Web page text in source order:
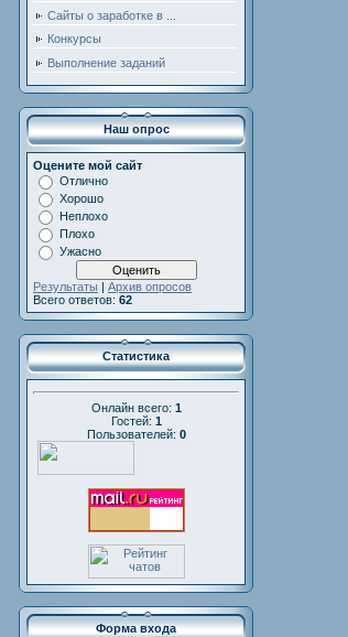
Сайты о заработке в ...
Конкурсы
Выполнение заданий
Наш опрос
Оцените мой сайт
Отлично
Хорошо
Неплохо
Плохо
Ужасно
Результаты | Архив опросов
Всего ответов: 62
Статистика
Онлайн всего: 1
Гостей: 1
Пользователей: 0
Форма входа